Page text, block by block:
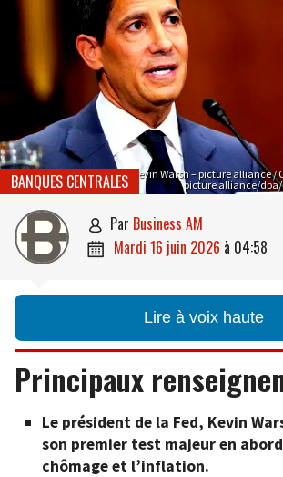
Kevin Warsh – picture alliance
picture alliance/dpa/
BANQUES CENTRALES
 par Business AM
 mardi 16 juin 2026 à 04:58
Lire à voix haute
Principaux
Le président de la Fed, Kevin
son premier test majeur en
chômage et l’inflation.